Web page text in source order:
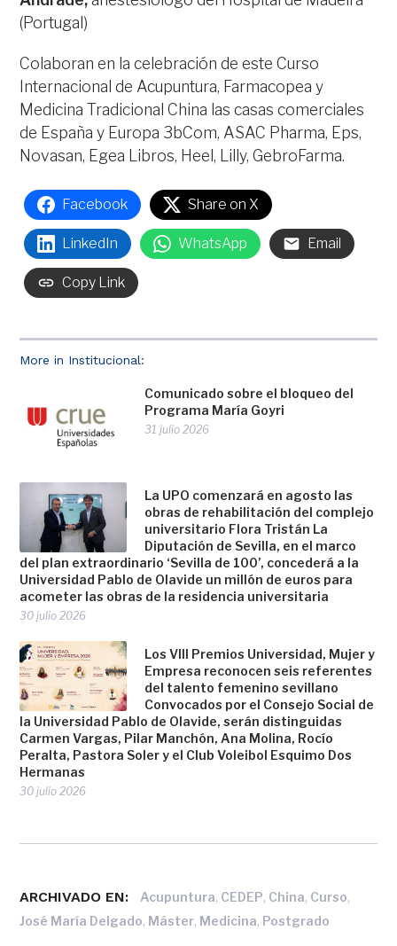
More in Institucional:
Comunicado sobre el bloqueo del
Programa María Goyri
31 julio 2026
La UPO comenzará en agosto las
obras de rehabilitación del complejo
universitario Flora Tristán La
Diputación de Sevilla, en el marco
del plan extraordinario ‘Sevilla de 100’, concederá a la
Universidad Pablo de Olavide un millón de euros para
acometer las obras de la residencia universitaria
30 julio 2026
Los VIII Premios Universidad, Mujer y
Empresa reconocen seis referentes
del talento femenino sevillano
Convocados por el Consejo Social de
la Universidad Pablo de Olavide, serán distinguidas
Carmen Vargas, Pilar Manchón, Ana Molina, Rocío
Peralta, Pastora Soler y el Club Voleibol Esquimo Dos
Hermanas
30 julio 2026
(Portugal)
Colaboran en la celebración de este Curso
Internacional de Acupuntura, Farmacopea y
Medicina Tradicional China las casas comerciales
de España y Europa 3bCom, ASAC Pharma, Eps,
Novasan, Egea Libros, Heel, Lilly, GebroFarma.
Facebook Share on X
LinkedIn WhatsApp Email
Copy Link
ARCHIVADO EN: Acupuntura, CEDEP, China, Curso,
José María Delgado, Máster, Medicina, Postgrado